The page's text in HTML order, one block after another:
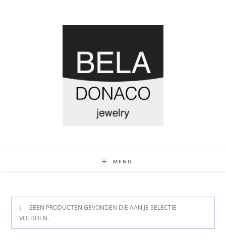
MENU
GEEN PRODUCTEN GEVONDEN DIE AAN JE SELECTIE
VOLDOEN.